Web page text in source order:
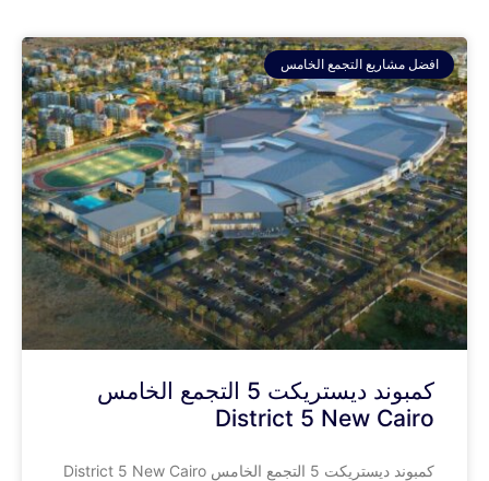
افضل مشاريع التجمع الخامس
كمبوند ديستريكت 5 التجمع الخامس
District 5 New Cairo
كمبوند ديستريكت 5 التجمع الخامس District 5 New Cairo